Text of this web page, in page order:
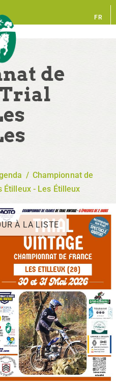
FR
de
Trial
/ Championnat de
Étilleux - Les Étilleux
À LA LISTE